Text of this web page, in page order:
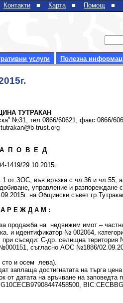
Контакти ■ Карта ■ Помощ ■
услуги Полезна
ТУТРАКАН
№31, тел.0866/60621, факс:0866/
trust.org
П О В Е Д
1419/29.10.2015г.
ЗОС, във връзка с чл.36 и чл.55,
управление и разпореждане
на Общински съвет
А Р Е Ж Д А М :
продажба на недвижим имот –
и идентификатор № 002064,
съседи: С-др. селищна територия
съгласно АОС №1886/
и осем лева).
заплаща достигнатата на търга
от датата на връчване на заповедта